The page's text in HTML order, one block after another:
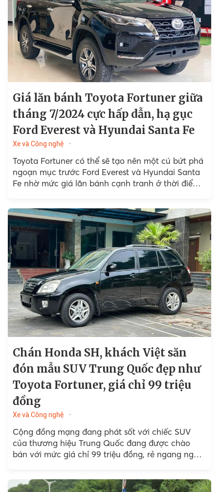
Giá lăn bánh Toyota Fortuner giữa
tháng 7/2024 cực hấp dẫn, hạ gục
Ford Everest và Hyundai Santa Fe
Xe và Công nghệ
Toyota Fortuner có thể sẽ tạo nên một cú bứt phá
ngoạn mục trước Ford Everest và Hyundai Santa
Fe nhờ mức giá lăn bánh cạnh tranh ở thời điểm
Chán Honda SH, khách Việt săn
đón mẫu SUV Trung Quốc đẹp như
Toyota Fortuner, giá chỉ 99 triệu
đồng
Xe và Công nghệ
Cộng đồng mạng đang phát sốt với chiếc SUV
của thương hiệu Trung Quốc đang được chào
bán với mức giá chỉ 99 triệu đồng, rẻ ngang ngửa